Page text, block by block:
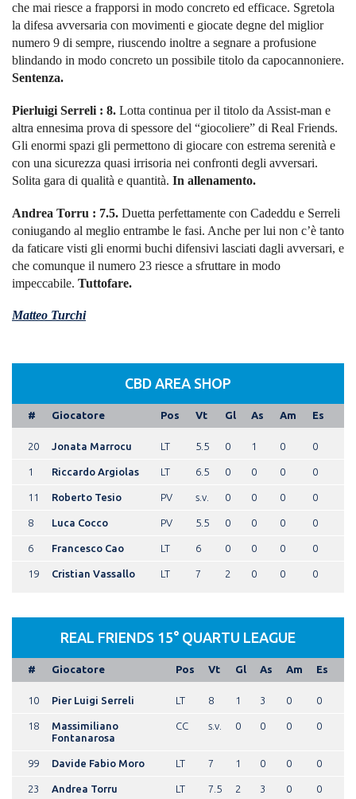
che mai riesce a frapporsi in modo concreto ed efficace. Sgretola
la difesa avversaria con movimenti e giocate degne del miglior
numero 9 di sempre, riuscendo inoltre a segnare a profusione
blindando in modo concreto un possibile titolo da capocannoniere.
Sentenza.
Pierluigi Serreli : 8. Lotta continua per il titolo da Assist-man e
altra ennesima prova di spessore del “giocoliere” di Real Friends.
Gli enormi spazi gli permettono di giocare con estrema serenità e
con una sicurezza quasi irrisoria nei confronti degli avversari.
Solita gara di qualità e quantità. In allenamento.
Andrea Torru : 7.5. Duetta perfettamente con Cadeddu e Serreli
coniugando al meglio entrambe le fasi. Anche per lui non c’è tanto
da faticare visti gli enormi buchi difensivi lasciati dagli avversari, e
che comunque il numero 23 riesce a sfruttare in modo
impeccabile. Tuttofare.
Matteo Turchi
CBD AREA SHOP
# Giocatore Pos Vt Gl As Am Es
20 Jonata Marrocu LT 5.5 0 1 0 0
1 Riccardo Argiolas LT 6.5 0 0 0 0
11 Roberto Tesio PV s.v. 0 0 0 0
8 Luca Cocco PV 5.5 0 0 0 0
6 Francesco Cao LT 6 0 0 0 0
19 Cristian Vassallo LT 7 2 0 0 0
REAL FRIENDS 15° QUARTU LEAGUE
# Giocatore Pos Vt Gl As Am Es
10 Pier Luigi Serreli LT 8 1 3 0 0
18
Massimiliano
Fontanarosa
CC s.v. 0 0 0 0
99 Davide Fabio Moro LT 7 1 0 0 0
23 Andrea Torru LT 7.5 2 3 0 0